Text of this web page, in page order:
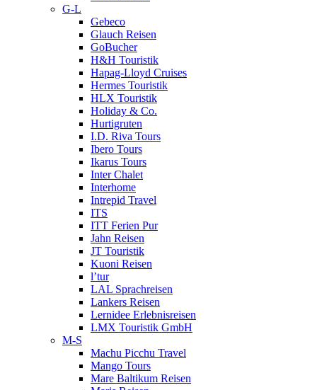
G-L
Gebeco
Glauch Reisen
GoBucher
H&H Touristik
Hapag-Lloyd Cruises
Hermes Touristik
HLX Touristik
Holiday & Co.
Hurtigruten
I.D. Riva Tours
Ibero Tours
Ikarus Tours
Inter Chalet
Interhome
Intrepid Travel
ITS
ITT Ferien Pur
Jahn Reisen
JT Touristik
Kuoni Reisen
l’tur
LAL Sprachreisen
Lankers Reisen
Lernidee Erlebnisreisen
LMX Touristik GmbH
M-S
Machu Picchu Travel
Mango Tours
Mare Baltikum Reisen